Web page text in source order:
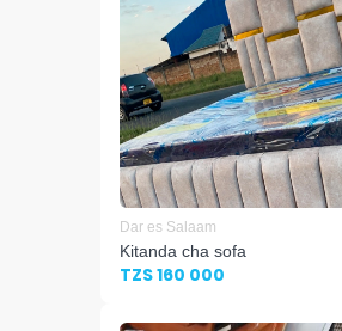
Dar es Salaam
Kitanda cha sofa
TZS 160 000